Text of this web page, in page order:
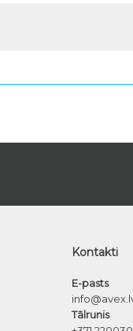
Kontakti
E-pasts
Tālrunis